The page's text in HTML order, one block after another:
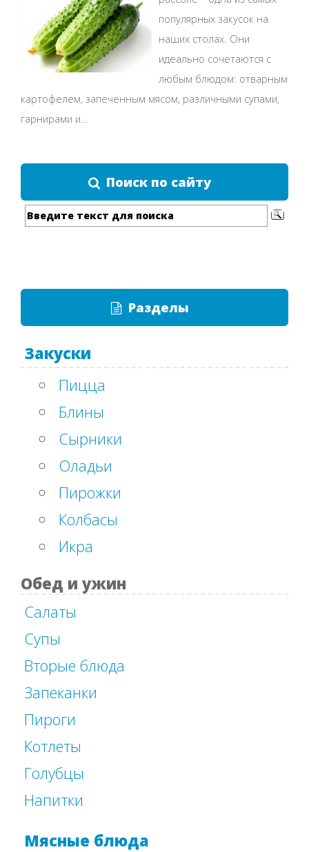
популярных закусок на
наших столах. Они
идеально сочетаются с
любым блюдом: отварным
картофелем, запеченным мясом, различными супами,
гарнирами и...
Поиск по сайту
Разделы
Закуски
Пицца
Блины
Сырники
Оладьи
Пирожки
Колбасы
Икра
Обед и ужин
Салаты
Супы
Вторые блюда
Запеканки
Пироги
Котлеты
Голубцы
Напитки
Мясные блюда